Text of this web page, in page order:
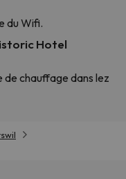
du Wifi.
Hotel
de chauffage dans lez